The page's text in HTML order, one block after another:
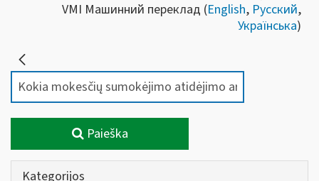
VMI Машинний переклад (English, Русский,
Українська)
Paieška
Kategorijos